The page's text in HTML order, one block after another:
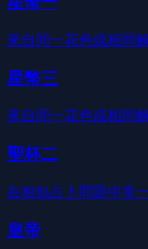
來自同一花色或相同
星幣三
來自同一花色或相同
聖杯二
在相似占卜問題中常
皇帝